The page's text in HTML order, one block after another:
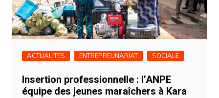
ACTUALITES ENTREPREUNARIAT SOCIALE
Insertion professionnelle : l’ANPE
équipe des jeunes maraîchers à Kara